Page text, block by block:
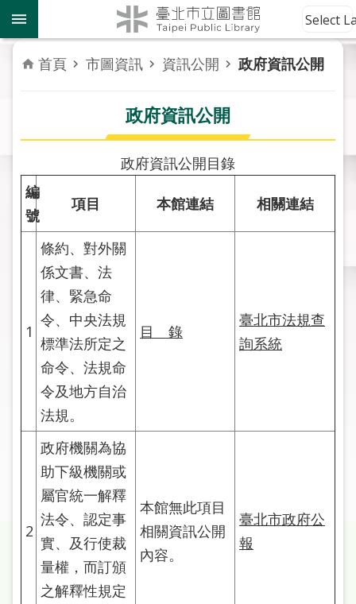
跳到主要內容區塊
到
館
資
訊
者
務
活
動
於
問
Select
首頁 市圖資訊 資訊公開 政府資訊公開
政府資訊公開
編
號
項目 本館連結 相關連結
政府資訊公開目錄
1
條約、對外關
係文書、法
律、緊急命
令、中央法規
標準法所定之
命令、法規命
令及地方自治
法規。
目 錄
臺北市法規查
詢系統
2
政府機關為協
助下級機關或
屬官統一解釋
法令、認定事
實、及行使裁
量權，而訂頒
之解釋性規定
本館無此項目
相關資訊公開
內容。
臺北市政府公
報